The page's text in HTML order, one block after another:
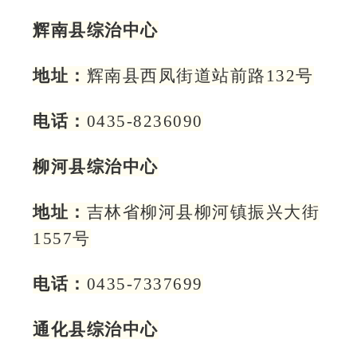
辉南县综治中心
地址： 辉南县西凤街道站前路132号
电话： 0435-8236090
柳河县综治中心
地址： 吉林省柳河县柳河镇振兴大街
1557号
电话： 0435-7337699
通化县综治中心